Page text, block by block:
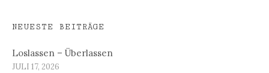
NEUESTE BEITRÄGE
Loslassen – Überlassen
JULI 17, 2026